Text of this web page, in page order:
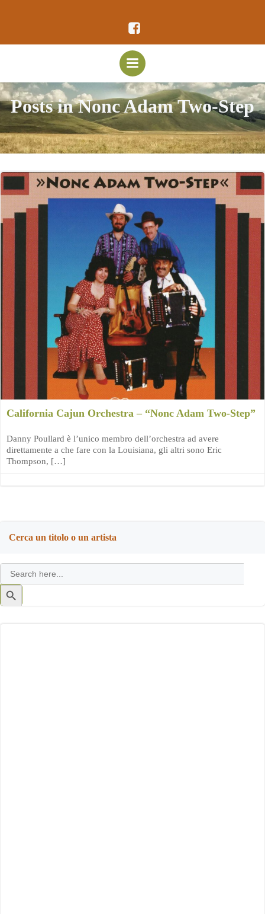
al
contenuto
Posts in Nonc Adam Two-Step
California Cajun Orchestra – “Nonc Adam Two-Step”
Danny Poullard è l’unico membro dell’orchestra ad avere
direttamente a che fare con la Louisiana, gli altri sono Eric
Thompson, […]
Cerca un titolo o un artista
Search
for:
Search
Button